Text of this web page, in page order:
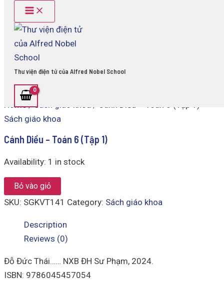
content
Main
Menu
Thư viện điện tử của Alfred Nobel School
Home/Sách giáo khoa / Cánh Diều – Toán 6 (Tập 1)
Sách giáo khoa
Cánh Diều – Toán 6 (Tập 1)
Availability: 1 in stock
(Tập
quantity
Bỏ vào giỏ
SKU: SGKVT141 Category: Sách giáo khoa
Description
Reviews (0)
Đỗ Đức Thái…… NXB ĐH Sư Phạm, 2024.
ISBN: 9786045457054